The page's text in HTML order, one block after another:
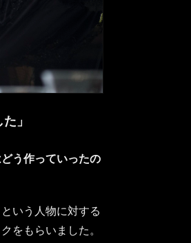
」
う作っていったの
いう人物に対する
をもらいました。